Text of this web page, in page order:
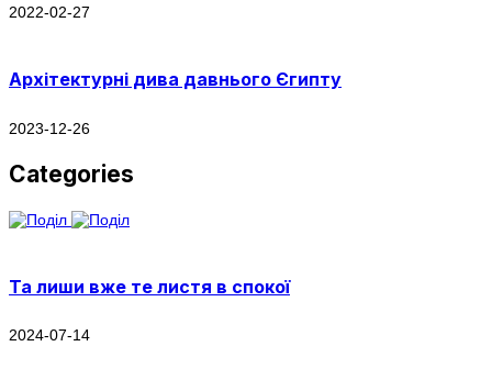
2022-02-27
Архітектурні дива давнього Єгипту
2023-12-26
Categories
Та лиши вже те листя в спокої
2024-07-14